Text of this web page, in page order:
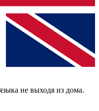
не выходя из дома.